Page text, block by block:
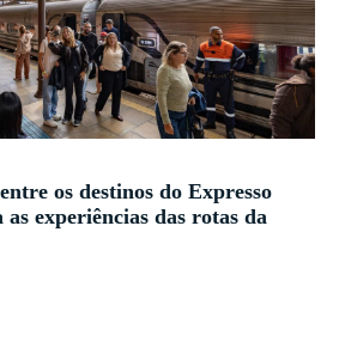
os destinos do Expresso
experiências das rotas da